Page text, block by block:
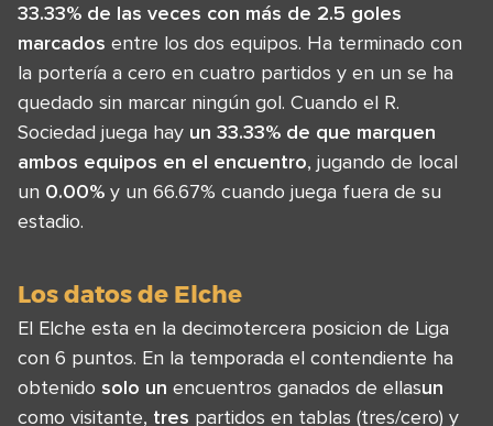
33.33% de las veces con más de 2.5 goles
marcados entre los dos equipos. Ha terminado con
la portería a cero en cuatro partidos y en un se ha
quedado sin marcar ningún gol. Cuando el R.
Sociedad juega hay un 33.33% de que marquen
ambos equipos en el encuentro, jugando de local
un 0.00% y un 66.67% cuando juega fuera de su
estadio.
Los datos de Elche
El Elche esta en la decimotercera posicion de Liga
con 6 puntos. En la temporada el contendiente ha
obtenido solo un encuentros ganados de ellasun
como visitante, tres partidos en tablas (tres/cero) y